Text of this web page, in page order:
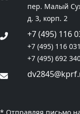
пер. Малый
д. 3, корп. 2
+7 (495) 116
+7 (495) 116
+7 (495) 692